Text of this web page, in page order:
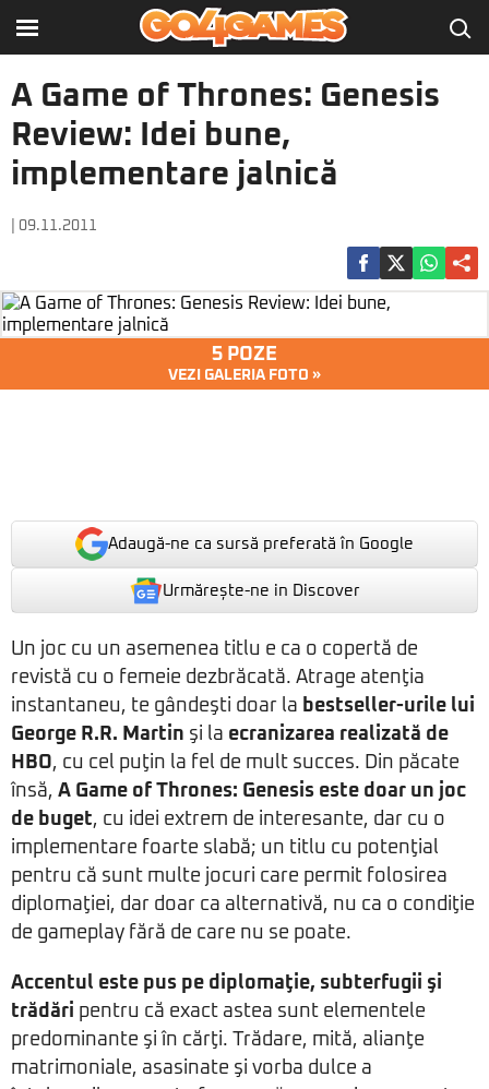
A Game of Thrones: Genesis
Review: Idei bune,
implementare jalnică
| 09.11.2011
5 POZE
VEZI GALERIA FOTO »
Adaugă-ne ca sursă preferată în Google
Urmărește-ne in Discover
Un joc cu un asemenea titlu e ca o copertă de
revistă cu o femeie dezbrăcată. Atrage atenţia
instantaneu, te gândeşti doar la bestseller-urile lui
George R.R. Martin şi la ecranizarea realizată de
HBO, cu cel puţin la fel de mult succes. Din păcate
însă, A Game of Thrones: Genesis este doar un joc
de buget, cu idei extrem de interesante, dar cu o
implementare foarte slabă; un titlu cu potenţial
pentru că sunt multe jocuri care permit folosirea
diplomaţiei, dar doar ca alternativă, nu ca o condiţie
de gameplay fără de care nu se poate.
Accentul este pus pe diplomaţie, subterfugii şi
trădări pentru că exact astea sunt elementele
predominante şi în cărţi. Trădare, mită, alianţe
matrimoniale, asasinate şi vorba dulce a